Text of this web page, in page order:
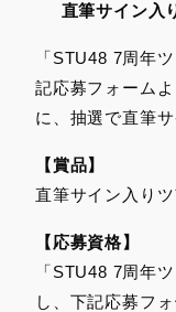
直筆サイン入
「STU48 7周年
記応募フォーム
に、抽選で直筆
【賞品】
直筆サイン入り
【応募資格】
「STU48 7周年
し、下記応募フ